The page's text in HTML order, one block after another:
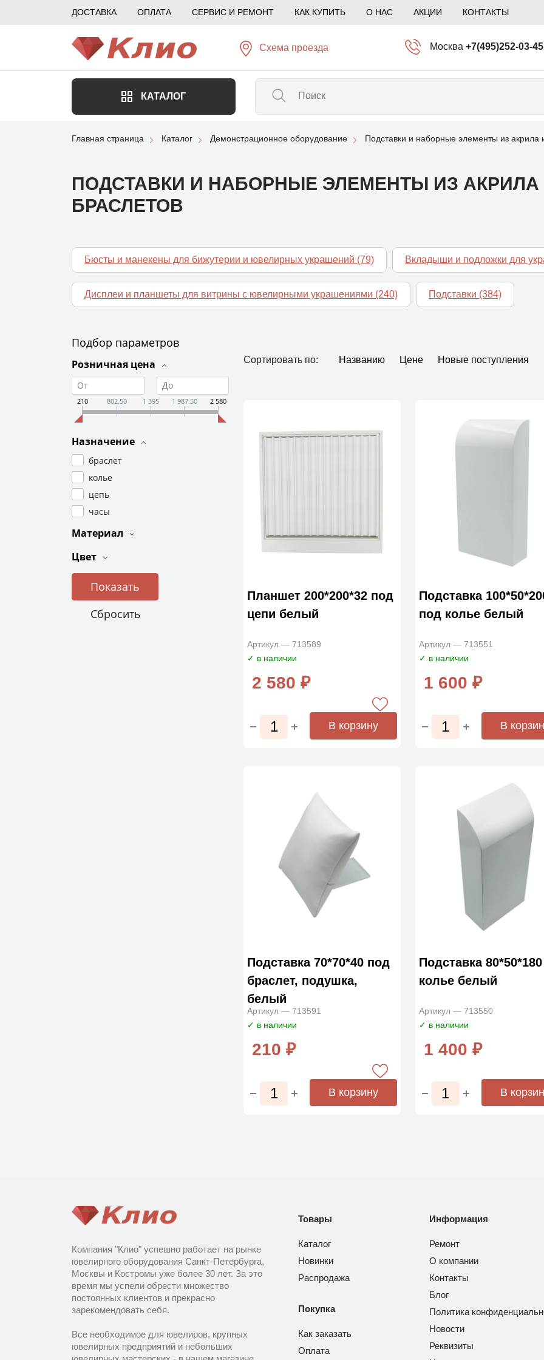
ДОСТАВКА ОПЛАТА СЕРВИС И РЕМОНТ КАК КУПИТЬ О НАС АКЦИИ КОНТАКТЫ
Схема проезда Москва +7(495)252-03-45
КАТАЛОГ
Главная страница Каталог Демонстрационное оборудование Подставки и наборные элементы из
ПОДСТАВКИ И НАБОРНЫЕ ЭЛЕМЕНТЫ ИЗ
БРАСЛЕТОВ
Бюсты и манекены для бижутерии и ювелирных украшений (79) Вкладыши и подложки для
Дисплеи и планшеты для витрины с ювелирными украшениями (240) Подставки (384)
Подбор параметров
Розничная цена
210 802.50 1 395 1 987.50 2 580
Назначение
браслет
колье
цепь
часы
Материал
Цвет
Сортировать по: Названию Цене Новые поступления
Планшет 200*200*32 под
цепи белый
Артикул — 713589
✓ в наличии
2 580 ₽
В корзину
Подставка
под колье белый
Артикул — 713551
✓ в наличии
1 600 ₽
В
Подставка 70*70*40 под
браслет, подушка,
белый
Артикул — 713591
✓ в наличии
210 ₽
В корзину
Подставка
колье белый
Артикул — 713550
✓ в наличии
1 400 ₽
В
Компания "Клио" успешно работает на рынке
ювелирного оборудования Санкт-Петербурга,
Москвы и Костромы уже более 30 лет. За это
время мы успели обрести множество
постоянных клиентов и прекрасно
зарекомендовать себя.
Все необходимое для ювелиров, крупных
ювелирных предприятий и небольших
Товары
Каталог
Новинки
Распродажа
Покупка
Как заказать
Оплата
Информация
Ремонт
О компании
Контакты
Блог
Политика
Новости
Реквизиты